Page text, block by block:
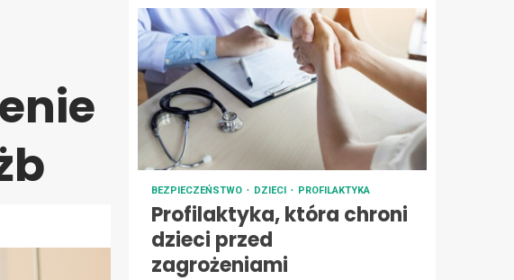
BEZPIECZEŃSTWO DZIECI PROFILAKTYKA
Profilaktyka, która chroni
dzieci przed
zagrożeniami